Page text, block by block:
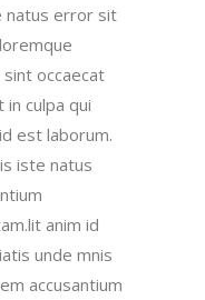
natus error sit
occaecat
culpa qui
est laborum.
iste natus
anim id
unde mnis
accusantium